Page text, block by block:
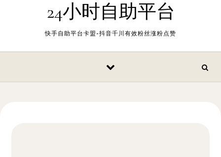
24小时自助平台
快手自助平台卡盟-抖音千川有效粉丝涨粉点赞